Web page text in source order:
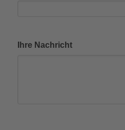
Ihre Nachricht